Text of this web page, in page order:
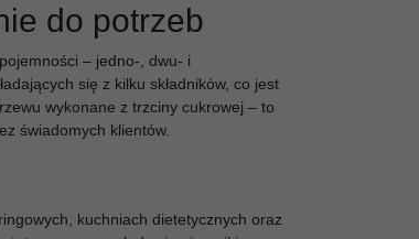
do potrzeb
– jedno-, dwu- i
się z kilku składników, co jest
wykonane z trzciny cukrowej – to
świadomych klientów.
kuchniach dietetycznych oraz